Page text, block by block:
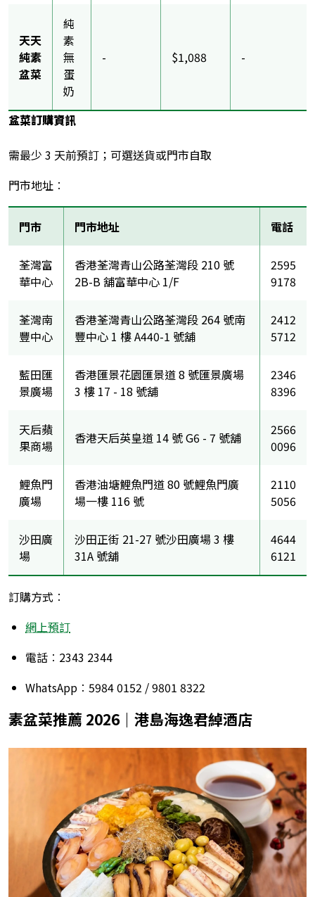
天天
純素
盆菜
純
素
無
蛋
奶
- $1,088 -
盆菜訂購資訊
需最少 3 天前預訂；可選送貨或門市自取
門市地址︰
門市 門市地址 電話
荃灣富
華中心
香港荃灣青山公路荃灣段 210 號
2B-B 舖富華中心 1/F
2595
9178
荃灣南
豐中心
香港荃灣青山公路荃灣段 264 號南
豐中心 1 樓 A440-1 號舖
2412
5712
藍田匯
景廣場
香港匯景花園匯景道 8 號匯景廣場
3 樓 17 - 18 號舖
2346
8396
天后蘋
果商場
香港天后英皇道 14 號 G6 - 7 號舖
2566
0096
鯉魚門
廣場
香港油塘鯉魚門道 80 號鯉魚門廣
場一樓 116 號
2110
5056
沙田廣
場
沙田正街 21-27 號沙田廣場 3 樓
31A 號舖
4644
6121
訂購方式︰
網上預訂
電話︰2343 2344
WhatsApp︰5984 0152 / 9801 8322
素盆菜推薦 2026｜港島海逸君綽酒店